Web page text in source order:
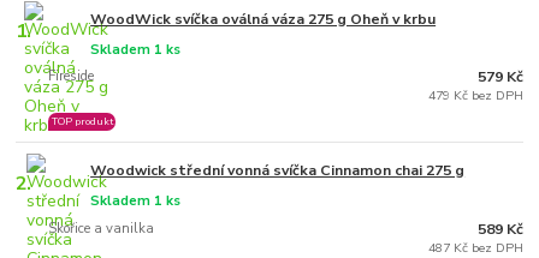
1. WoodWick svíčka oválná váza 275 g Oheň v krbu
Fireside
Skladem 1 ks
TOP produkt
579 Kč
479 Kč bez DPH
2. Woodwick střední vonná svíčka Cinnamon chai 275 g
Skořice a vanilka
Skladem 1 ks
589 Kč
487 Kč bez DPH